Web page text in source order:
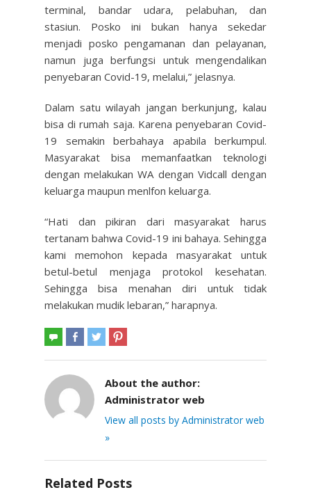
terminal, bandar udara, pelabuhan, dan
stasiun. Posko ini bukan hanya sekedar
menjadi posko pengamanan dan pelayanan,
namun juga berfungsi untuk mengendalikan
penyebaran Covid-19, melalui,” jelasnya.
Dalam satu wilayah jangan berkunjung, kalau
bisa di rumah saja. Karena penyebaran Covid-
19 semakin berbahaya apabila berkumpul.
Masyarakat bisa memanfaatkan teknologi
dengan melakukan WA dengan Vidcall dengan
keluarga maupun menlfon keluarga.
“Hati dan pikiran dari masyarakat harus
tertanam bahwa Covid-19 ini bahaya. Sehingga
kami memohon kepada masyarakat untuk
betul-betul menjaga protokol kesehatan.
Sehingga bisa menahan diri untuk tidak
melakukan mudik lebaran,” harapnya.
About the author:
Administrator web
View all posts by Administrator web
»
Related Posts